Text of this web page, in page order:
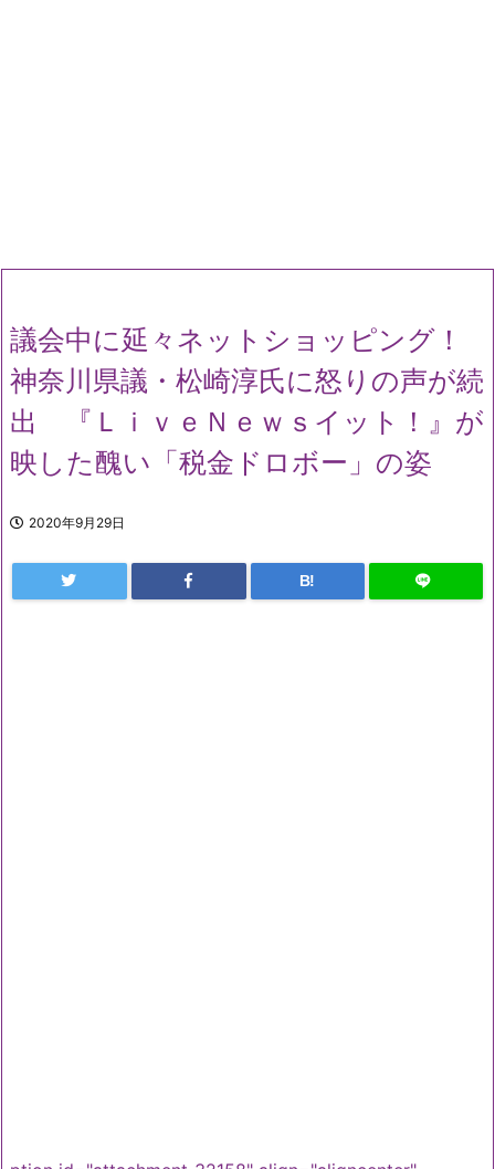
議会中に延々ネットショッピング！
神奈川県議・松崎淳氏に怒りの声が続
出 『ＬｉｖｅＮｅｗｓイット！』が
映した醜い「税金ドロボー」の姿
2020年9月29日
B!